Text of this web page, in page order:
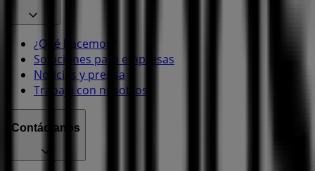
¿Qué hacemos?
Soluciones para empresas
Noticias y prensa
Trabaja con nosotros
Contáctanos